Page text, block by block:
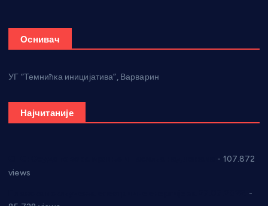
Оснивач
УГ “Темнићка иницијатива”, Варварин
Најчитаније
- 107.872
views
-